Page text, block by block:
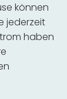
können
jederzeit
haben